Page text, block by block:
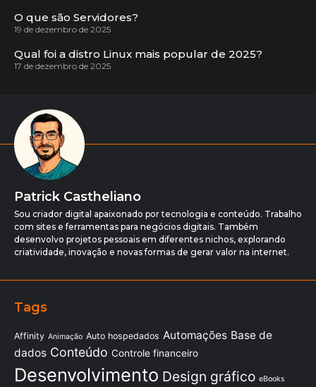
O que são Servidores?
19 de dezembro de 2025
Qual foi a distro Linux mais popular de 2025?
17 de dezembro de 2025
Patrick Castheliano
Sou criador digital apaixonado por tecnologia e conteúdo. Trabalho
com sites e ferramentas para negócios digitais. Também
desenvolvo projetos pessoais em diferentes nichos, explorando
criatividade, inovação e novas formas de gerar valor na internet.
Tags
Affinity Animação Auto hospedados Automações Base de
dados Conteúdo Controle financeiro
Desenvolvimento Design gráfico eBooks